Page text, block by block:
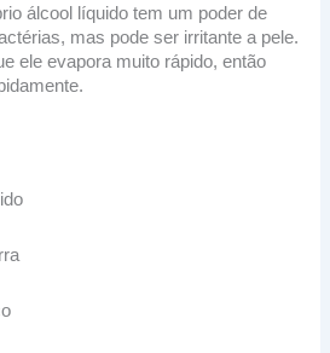
álcool líquido tem um poder de
mas pode ser irritante a pele.
ele evapora muito rápido, então